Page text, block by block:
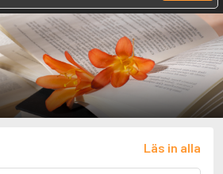
Läs in alla